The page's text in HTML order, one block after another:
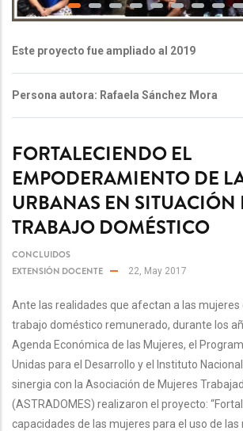
Este proyecto fue ampliado al 2019
Persona autora: Rafaela Sánchez Mora
FORTALECIENDO EL
EMPODERAMIENTO DE
URBANAS EN SITUACIÓN
TRABAJO DOMÉSTICO
CONCLUIDOS
EXTENSIÓN DOCENTE
22, May 2017
Ante las realidades que afectan a las mujeres
trabajo doméstico remunerado, durante los
Agenda Económica de las Mujeres, el
Unidas para el Desarrollo y el Instituto
sinergia con la Asociación de Mujeres
(ASTRADOMES) realizaron el proyecto:
capacidades de las mujeres para el uso de